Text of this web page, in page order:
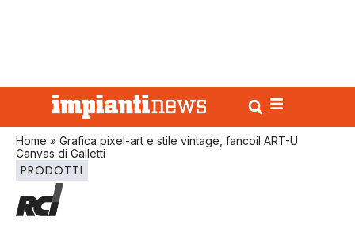
Home » Grafica pixel-art e stile vintage, fancoil ART-U
Canvas di Galletti
PRODOTTI